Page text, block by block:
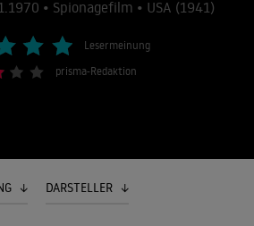
• Spionagefilm • USA (1941)
Lesermeinung
prisma-Redaktion
DARSTELLER